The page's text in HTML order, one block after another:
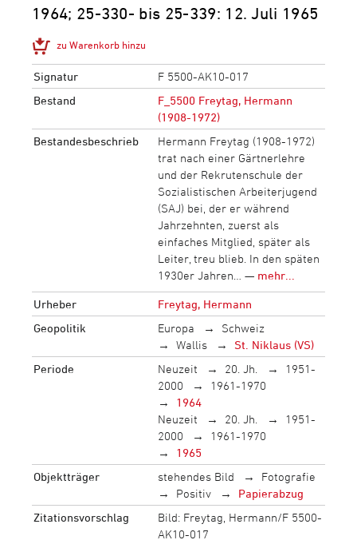
1964; 25-330- bis 25-339: 12. Juli 1965
zu Warenkorb hinzu
Signatur
F 5500-AK10-017
Bestand
F_5500 Freytag, Hermann
(1908-1972)
Bestandesbeschrieb
Hermann Freytag (1908-1972)
trat nach einer Gärtnerlehre
und der Rekrutenschule der
Sozialistischen Arbeiterjugend
(SAJ) bei, der er während
Jahrzehnten, zuerst als
einfaches Mitglied, später als
Leiter, treu blieb. In den späten
1930er Jahren… — mehr...
Urheber
Freytag, Hermann
Geopolitik
Europa
Schweiz
Wallis
St. Niklaus (VS)
Periode
Neuzeit 20. Jh.
1951-
2000
1961-1970
1964
Neuzeit
20. Jh.
1951-
2000
1961-1970
1965
Objektträger
stehendes Bild
Fotografie
Positiv
Papierabzug
Zitationsvorschlag
Bild: Freytag, Hermann/F 5500-
AK10-017